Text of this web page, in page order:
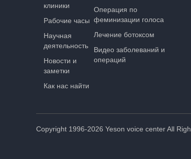
клиники
Рабочие часы
Научная
деятельность
Новости и
заметки
Как нас найти
Операция по
феминизации голоса
Лечение ботоксом
Видео заболеваний и
операций
Copyright 1996-2026 Yeson voice center All